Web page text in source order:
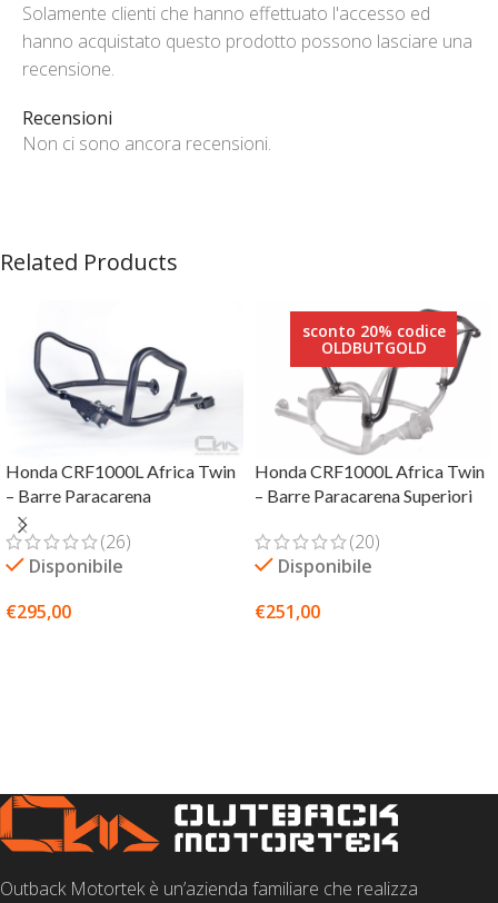
Recensioni
Non ci sono ancora recensioni.
Solamente clienti che hanno effettuato l'accesso ed
hanno acquistato questo prodotto possono lasciare una
recensione.
Related Products
Honda CRF1000L Africa Twin
– Barre Paracarena
(26)
Disponibile
€295,00
sconto 20% codice
OLDBUTGOLD
Honda CRF1000L Africa Twin
– Barre Paracarena Superiori
(20)
Disponibile
€251,00
Outback Motortek è un’azienda familiare che realizza